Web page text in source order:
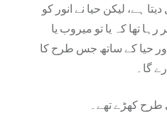
ہے، لیکن حیا نے انور کو
تھا کہ یا تو میروب یا
حیا کے ساتھ جس طرح کا
گا۔
طرح کھڑے تھے۔